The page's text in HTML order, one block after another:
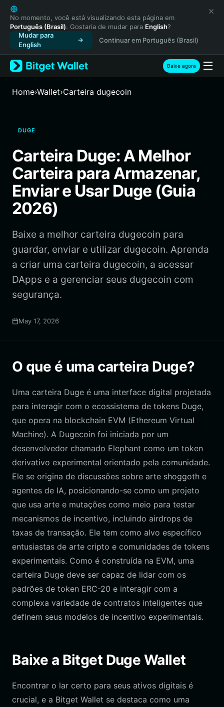
English
日本語
Tiếng Việt
Русский
Español (Latinoamérica)
Türkçe
Français
繁體中文
Bahasa Indonesia
ภาษาไทย
हिन्दी
Español
Português (Brasil)
No momento, você está visualizando esta página em
Português (Brasil). Gostaria de mudar para English?
Mudar para
English
Continuar em Português (Brasil)
Baixe agora
Home›Wallet›Carteira dugecoin
DUGE
Carteira Duge: A Melhor
Carteira para Armazenar,
Enviar e Usar Duge (Guia
2026)
Baixe a melhor carteira dugecoin para
guardar, enviar e utilizar dugecoin. Aprenda
a criar uma carteira dugecoin, a acessar
DApps e a gerenciar seus dugecoin com
segurança.
May 17, 2026
O que é uma carteira Duge?
Uma carteira Duge é uma interface digital projetada
para interagir com o ecossistema de tokens Duge,
que opera na blockchain EVM (Ethereum Virtual
Machine). A Dugecoin foi iniciada por um
desenvolvedor chamado Elephant como um token
derivativo experimental orientado pela comunidade.
Ele se origina de discussões sobre arte shoggoth e
agentes de IA, posicionando-se como um projeto
que usa arte e mutações como meio para testar
mecanismos de incentivo, incluindo airdrops de
taxas de transação. Ele tem como alvo específico
entusiastas de arte cripto e comunidades de tokens
experimentais. Como é construída na EVM, uma
carteira Duge deve ser capaz de lidar com os
padrões de token ERC-20 e interagir com a
complexa variedade de contratos inteligentes que
definem seus modelos de incentivo experimentais.
Baixe a Bitget Duge Wallet
Encontrar o lar certo para seus ativos digitais é
crucial, e a Bitget Wallet se destaca como uma